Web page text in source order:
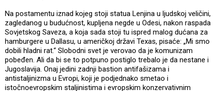
Na postamentu iznad kojeg stoji statua Lenjina u ljudskoj veličini,
zagledanog u budućnost, kupljena negde u Odesi, nakon raspada
Sovjetskog Saveza, a koja sada stoji tu ispred malog dućana za
hamburgere u Dallasu, u američkoj državi Texas, pisaće: „Mi smo
dobili hladni rat.“ Slobodni svet je verovao da je komunizam
pobeđen. Ali da bi se to potpuno postiglo trebalo je da nestane i
Jugoslavija. Onaj jedini zadnji bastion antifašizama i
antistaljinizma u Evropi, koji je podjednako smetao i
istočnoevropskim staljinistima i evropskim konzervativnim